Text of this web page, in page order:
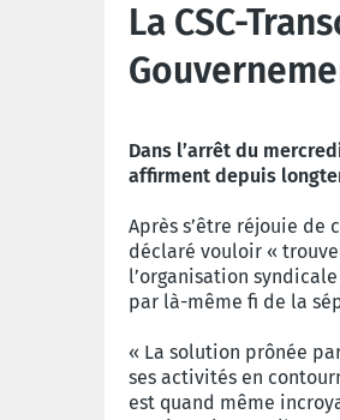
La CSC-
Dans l’arrêt du
affirment depuis
Après s’être réjouie
déclaré vouloir «
l’organisation
par là-même fi de la
« La solution prônée
ses activités en
est quand même